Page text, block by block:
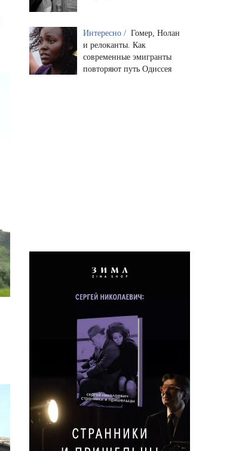
Интересно / Гомер, Нолан
и релоканты. Как
современные эмигранты
повторяют путь Одиссея